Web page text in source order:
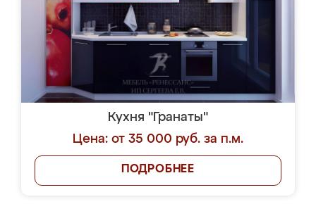
Кухня "Гранаты"
Цена: от 35 000 руб. за п.м.
ПОДРОБНЕЕ